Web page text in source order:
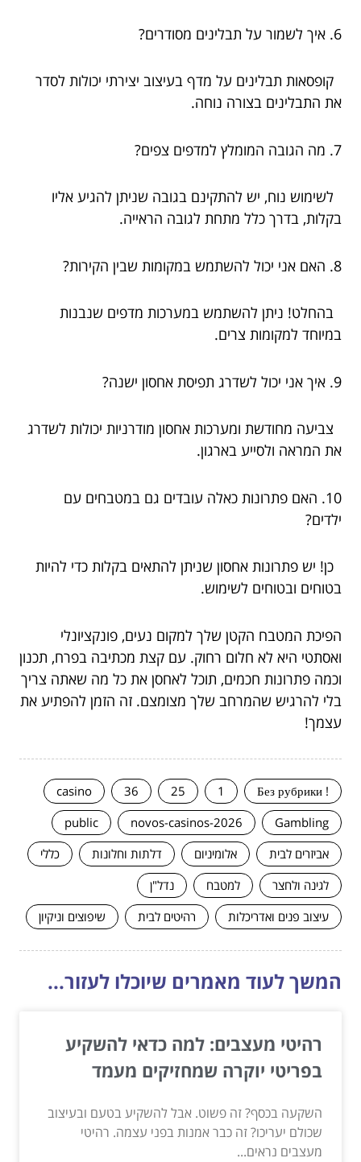
6. איך לשמור על תבלינים מסודרים?
קופסאות תבלינים על מדף בעיצוב יצירתי יכולות לסדר
את התבלינים בצורה נוחה.
7. מה הגובה המומלץ למדפים צפים?
לשימוש נוח, יש להתקינם בגובה שניתן להגיע אליו
בקלות, בדרך כלל מתחת לגובה הראייה.
8. האם אני יכול להשתמש במקומות שבין הקירות?
בהחלט! ניתן להשתמש במערכות מדפים שנבנות
במיוחד למקומות צרים.
9. איך אני יכול לשדרג תפיסת אחסון ישנה?
צביעה מחודשת ומערכות אחסון מודרניות יכולות לשדרג
את המראה ולסייע בארגון.
10. האם פתרונות כאלה עובדים גם במטבחים עם
ילדים?
כן! יש פתרונות אחסון שניתן להתאים בקלות כדי להיות
בטוחים ובטוחים לשימוש.
הפיכת המטבח הקטן שלך למקום נעים, פונקציונלי
ואסתטי היא לא חלום רחוק. עם קצת מכתיבה בפרח, תכנון
וכמה פתרונות חכמים, תוכל לאחסן את כל מה שאתה צריך
בלי להרגיש שהמרחב שלך מצומצם. זה הזמן להפתיע את
עצמך!
! Без рубрики
1
25
36
casino
Gambling
novos-casinos-2026
public
אביזרים לבית
אלומיניום דלתות וחלונות
כללי
לגינה ולחצר
למטבח
נדל"ן
עיצוב פנים ואדריכלות
רהיטים לבית שיפוצים וניקיון
המשך לעוד מאמרים שיוכלו לעזור...
רהיטי מעצבים: למה כדאי להשקיע
בפריטי יוקרה שמחזיקים מעמד
השקעה בכסף? זה פשוט. אבל להשקיע בטעם ובעיצוב
שכולם יעריכו? זה כבר אמנות בפני עצמה. רהיטי
מעצבים נראים...